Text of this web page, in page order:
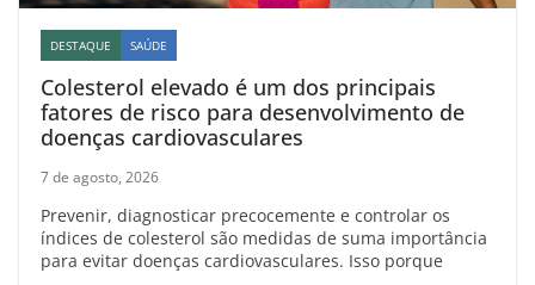
DESTAQUE SAÚDE
Colesterol elevado é um dos principais
fatores de risco para desenvolvimento de
doenças cardiovasculares
7 de agosto, 2026
Prevenir, diagnosticar precocemente e controlar os
índices de colesterol são medidas de suma importância
para evitar doenças cardiovasculares. Isso porque